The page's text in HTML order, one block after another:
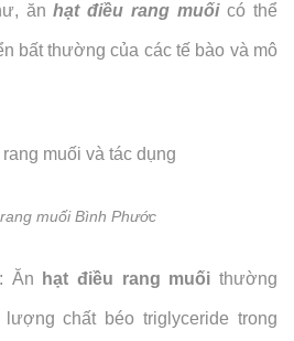
ănhạt điều rang muốicó thể
bất thường của các tế bào và mô
muối Bình Phước
Ăn hạt điều rang muối thường
chất béo triglyceride trong